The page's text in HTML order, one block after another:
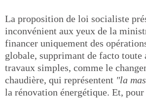
La proposition de loi socialiste
inconvénient aux yeux de la
financer uniquement des
globale, supprimant de facto toute
travaux simples, comme le
chaudière, qui représentent "la
la rénovation énergétique. Et, pour